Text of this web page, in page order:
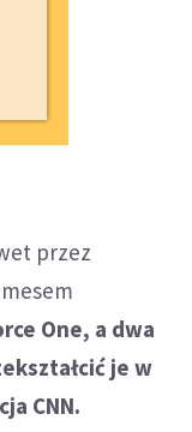
przez
One, a dwa
je w
CNN.